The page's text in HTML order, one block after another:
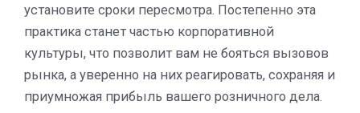
установите сроки пересмотра. Постепенно эта
практика станет частью корпоративной
культуры, что позволит вам не бояться вызовов
рынка, а уверенно на них реагировать, сохраняя и
приумножая прибыль вашего розничного дела.